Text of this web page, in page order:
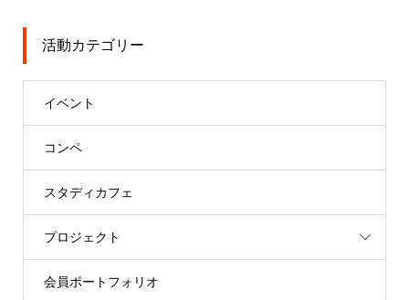
活動カテゴリー
イベント
コンペ
スタディカフェ
プロジェクト
会員ポートフォリオ